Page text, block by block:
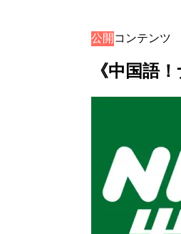
公開
音声コンテンツ
《中国語